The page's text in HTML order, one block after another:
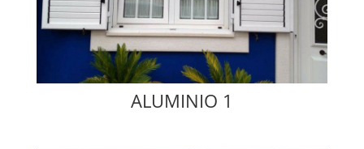
ALUMINIO 1